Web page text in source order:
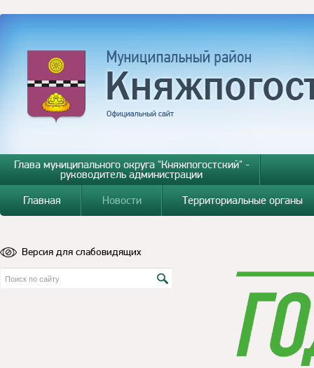
Глава муниципального округа "Княжпогостский" -
руководитель администрации
Главная
Новости Территориальные органы
Версия для слабовидящих